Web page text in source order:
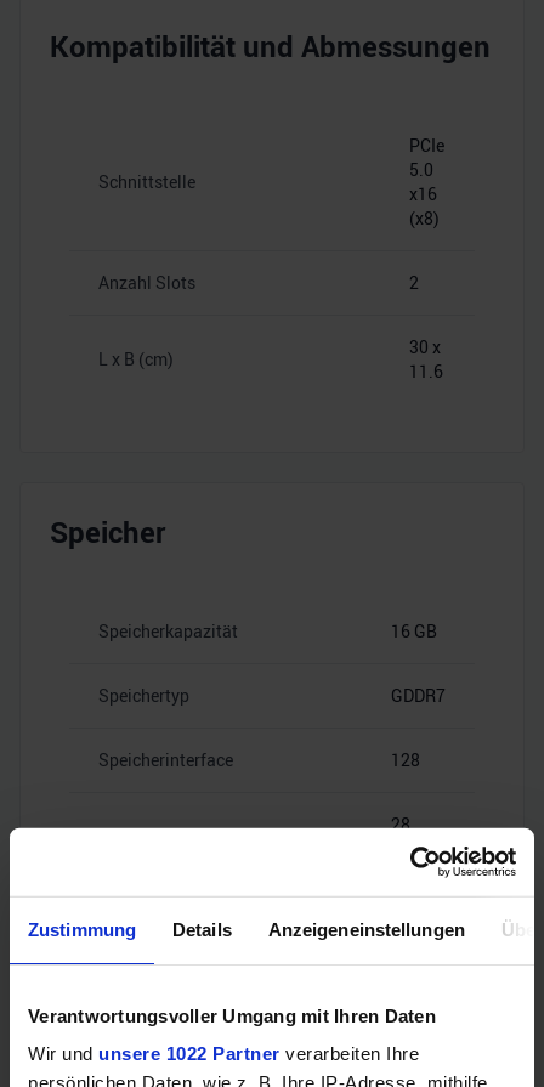
Zustimmung Details Anzeigeneinstellungen
Verantwortungsvoller Umgang mit Ihren Daten
Wir und unsere 1022 Partner verarbeiten Ihre
persönlichen Daten, wie z. B. Ihre IP-Adresse, mithilfe
Kompatibilität und Abmessungen
Schnittstelle
PCIe
5.0
x16
(x8)
Anzahl Slots 2
L x B (cm)
30 x
11.6
Speicher
Speicherkapazität 16 GB
Speichertyp GDDR7
Speicherinterface 128
Speicherbandbreite
28
Gbps
Videoanschlüsse